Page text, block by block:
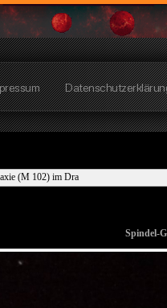
(M 102) im Dra
Spindel-